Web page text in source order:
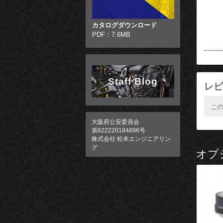
カタログダウンロード
PDF：7.6MB
Staff Blog
大阪府公安委員会
第622220184896号
株式会社 松本エンジニアリン
グ
レ
こ
オプ